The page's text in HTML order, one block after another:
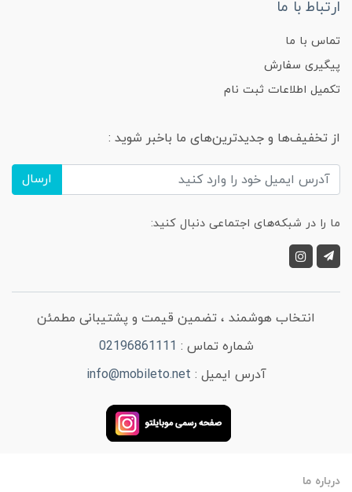
ارتباط با ما
تماس با ما
پیگیری سفارش
تکمیل اطلاعات ثبت نام
از تخفیف‌ها و جدیدترین‌های ما باخبر شوید :
ارسال
ما را در شبکه‌های اجتماعی دنبال کنید:
انتخاب هوشمند ، تضمین قیمت و پشتیبانی مطمئن
شماره تماس : 02196861111
آدرس ایمیل : info@mobileto.net
درباره ما